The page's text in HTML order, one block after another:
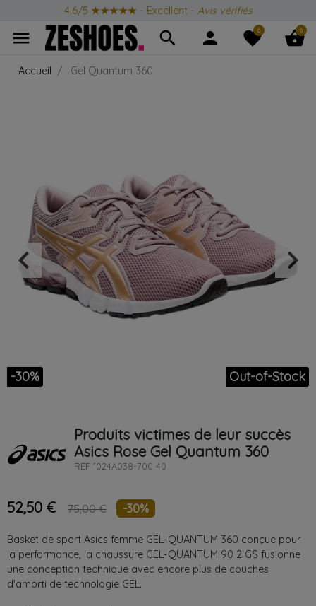
4.6/5 ★★★★★ - Excellent - Avis vérifiés
menu search person favorite
0 shopping_basket
0
Accueil Gel Quantum 360
-30% Out-of-Stock
Précédent
keyboard_arrow_left keyboard_arrow_right
Produits victimes de leur succès
Asics Rose Gel Quantum 360
REF 1024A038-700 40
52,50 € 75,00 € -30%
Basket de sport Asics femme GEL-QUANTUM 360 conçue pour
la performance, la chaussure GEL-QUANTUM 90 2 GS fusionne
une conception technique avec encore plus de couches
d'amorti de technologie GEL.